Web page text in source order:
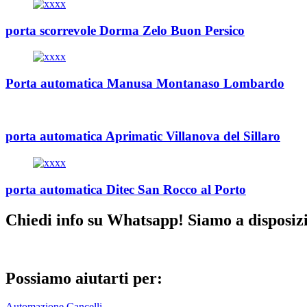
porta scorrevole Dorma Zelo Buon Persico
Porta automatica Manusa Montanaso Lombardo
porta automatica Aprimatic Villanova del Sillaro
porta automatica Ditec San Rocco al Porto
Chiedi info su Whatsapp! Siamo a
Possiamo aiutarti per: